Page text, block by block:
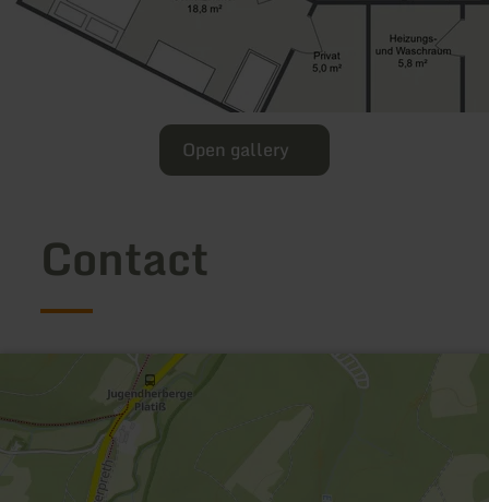
Open gallery
Contact